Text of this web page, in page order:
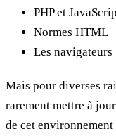
PHP et
Normes HTML
Les navigateurs
Mais pour diverses
rarement mettre à
de cet